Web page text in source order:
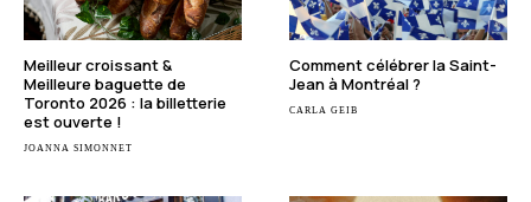
Meilleur croissant &
Meilleure baguette de
Toronto 2026 : la billetterie
est ouverte !
JOANNA SIMONNET
Comment célébrer la Saint-
Jean à Montréal ?
CARLA GEIB